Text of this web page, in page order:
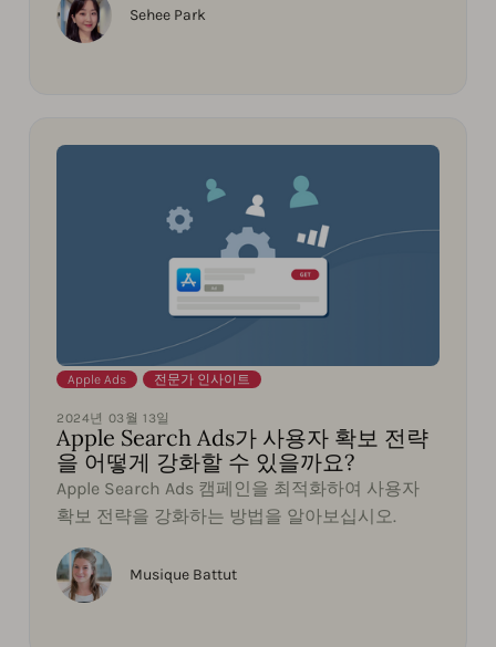
줍니다.
Sehee Park
Apple Ads 전문가 인사이트
2024년 03월 13일
Apple Search Ads가 사용자 확보 전략
을 어떻게 강화할 수 있을까요?
Apple Search Ads 캠페인을 최적화하여 사용자
확보 전략을 강화하는 방법을 알아보십시오.
Musique Battut